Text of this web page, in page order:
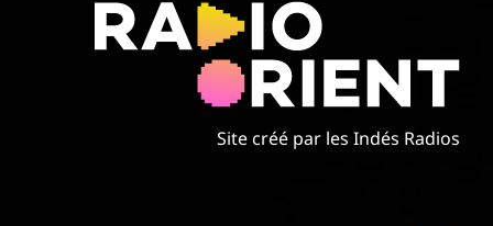
Site créé par les Indés Radios